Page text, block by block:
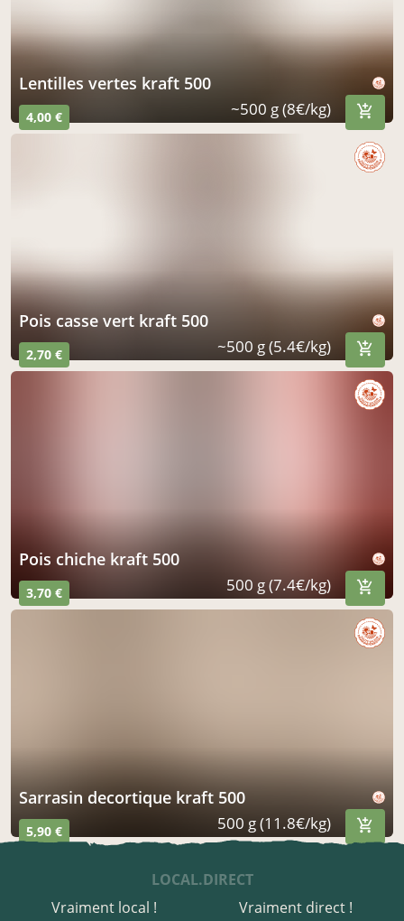
lentilles vertes kraft 500
4,00 € ~500 g (8€/kg)
pois casse vert kraft 500
2,70 € ~500 g (5.4€/kg)
pois chiche kraft 500
3,70 € 500 g (7.4€/kg)
sarrasin decortique kraft 500
5,90 € 500 g (11.8€/kg)
LOCAL.DIRECT
Vraiment local !
Vraiment direct !